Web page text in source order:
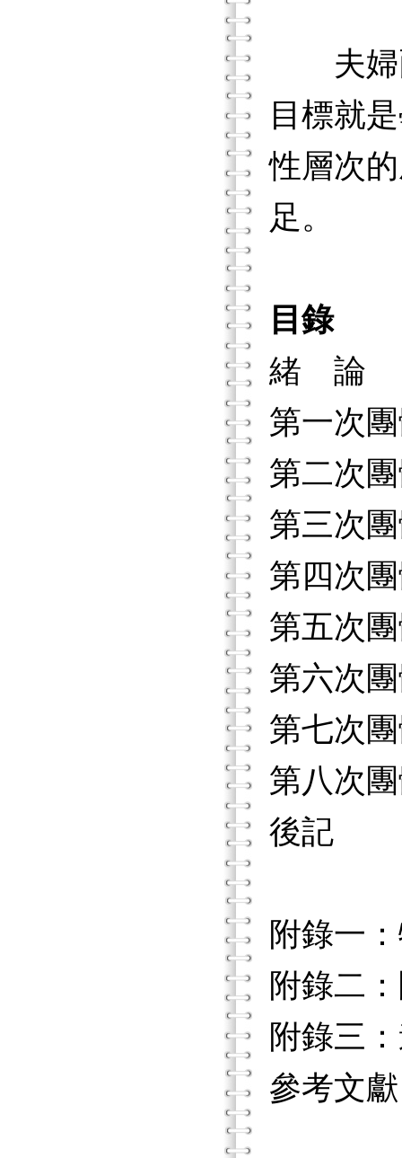
夫婦兩
目標就
性層次
足。
目錄
緒 論
第一次
第二次
第三次
第四次
第五次
第六次
第七次
第八次
後記
附錄一
附錄二
附錄三
參考文獻